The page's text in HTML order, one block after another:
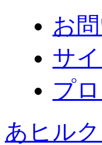
お
サ
プ
あヒル